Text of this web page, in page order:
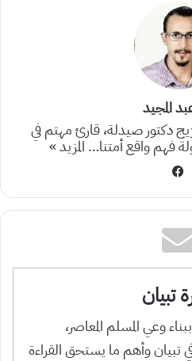
المجيد
دكتور صيدلة، قارئ مهتم في
فهم واقع أمتنا… المزيد »
تبيان
وعي المسلم المعاصر،
تبيان وأهم ما يستحق القراءة